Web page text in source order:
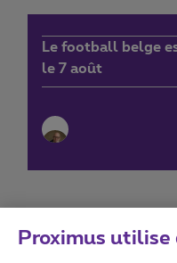
Le football belge
le 7 août
Proximus utilise